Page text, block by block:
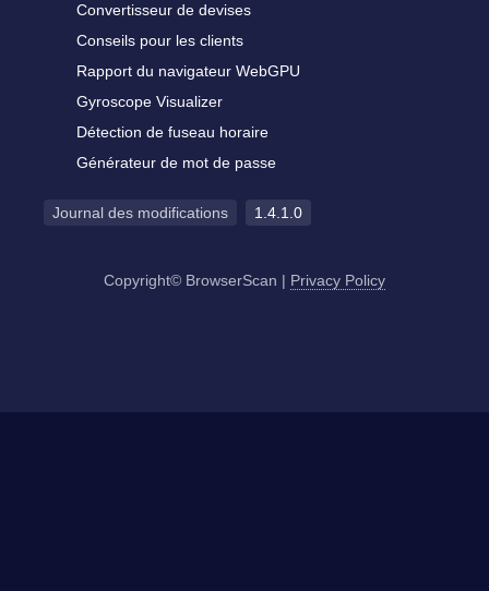
Convertisseur de devises
Conseils pour les clients
Rapport du navigateur WebGPU
Gyroscope Visualizer
Détection de fuseau horaire
Générateur de mot de passe
Journal des modifications 1.4.1.0
Copyright© BrowserScan | Privacy Policy